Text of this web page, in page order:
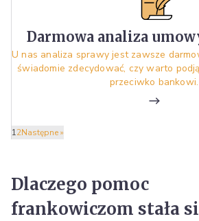
Darmowa analiza
U nas analiza sprawy jest zawsze
świadomie zdecydować, czy warto
przeciwko bankowi.
12Następne »
Dlaczego pomoc
frankowiczom stała